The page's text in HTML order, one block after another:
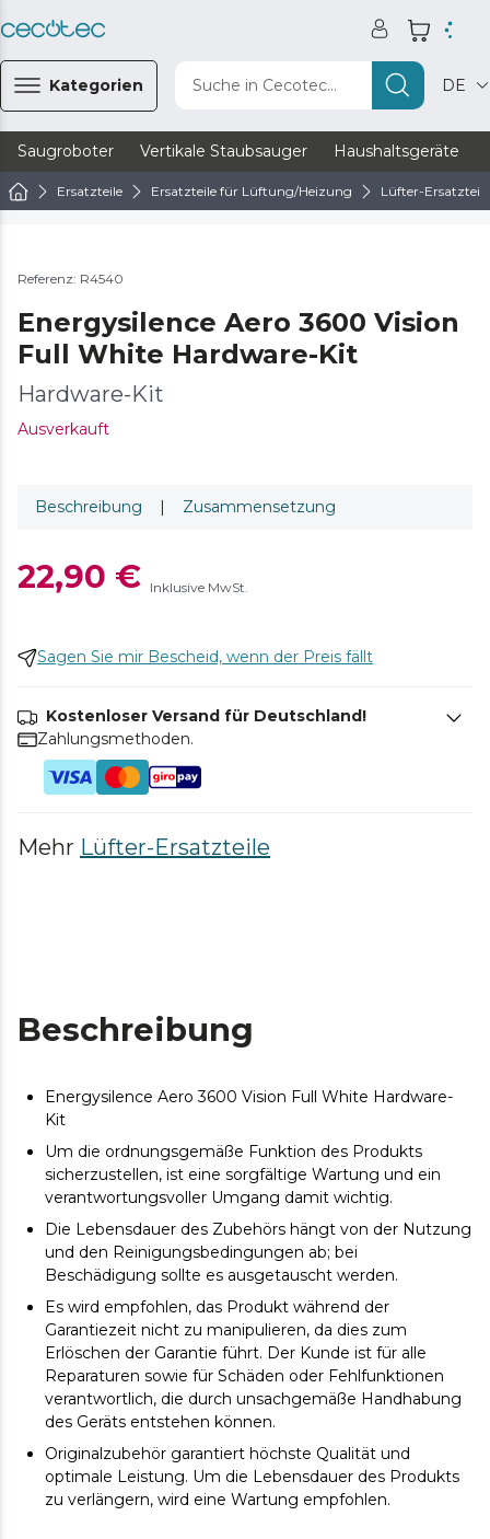
Kategorien Suche in Cecotec... DE
Saugroboter Vertikale Staubsauger Haushaltsgeräte
Ersatzteile Ersatzteile für Lüftung/Heizung Lüfter-Ersatzteile
Referenz: R4540
Energysilence Aero 3600 Vision
Full White Hardware-Kit
Hardware-Kit
Ausverkauft
Beschreibung | Zusammensetzung
22,90 € Inklusive MwSt.
Sagen Sie mir Bescheid, wenn der Preis fällt
Kostenloser Versand für Deutschland!
Zahlungsmethoden.
Mehr Lüfter-Ersatzteile
Beschreibung
Energysilence Aero 3600 Vision Full White Hardware-
Kit
Um die ordnungsgemäße Funktion des Produkts
sicherzustellen, ist eine sorgfältige Wartung und ein
verantwortungsvoller Umgang damit wichtig.
Die Lebensdauer des Zubehörs hängt von der Nutzung
und den Reinigungsbedingungen ab; bei
Beschädigung sollte es ausgetauscht werden.
Es wird empfohlen, das Produkt während der
Garantiezeit nicht zu manipulieren, da dies zum
Erlöschen der Garantie führt. Der Kunde ist für alle
Reparaturen sowie für Schäden oder Fehlfunktionen
verantwortlich, die durch unsachgemäße Handhabung
des Geräts entstehen können.
Originalzubehör garantiert höchste Qualität und
optimale Leistung. Um die Lebensdauer des Produkts
zu verlängern, wird eine Wartung empfohlen.